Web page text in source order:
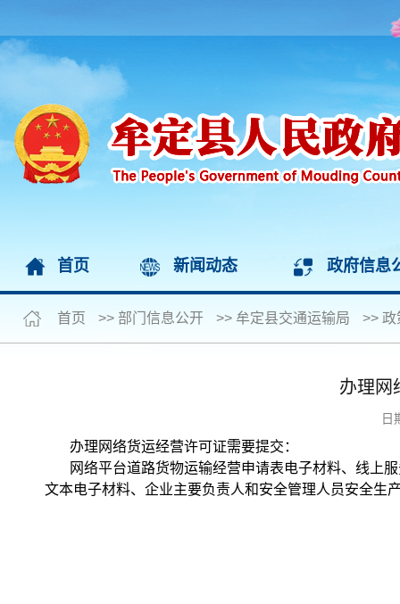
首页 新闻动态 政府信息
首页 >> 部门信息公开 >> 牟定县交通运输局 >> 政
办理网
日
办理网络货运经营许可证需要提交：
网络平台道路货物运输经营申请表电子材料、线上
文本电子材料、企业主要负责人和安全管理人员安全生